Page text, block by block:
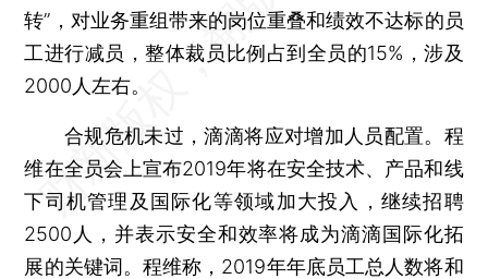
转”，对业务重组带来的岗位重叠和绩效不达标的员
工进行减员，整体裁员比例占到全员的15%，涉及
2000人左右。
合规危机未过，滴滴将应对增加人员配置。程
维在全员会上宣布2019年将在安全技术、产品和线
下司机管理及国际化等领域加大投入，继续招聘
2500人，并表示安全和效率将成为滴滴国际化拓
展的关键词。程维称，2019年年底员工总人数将和